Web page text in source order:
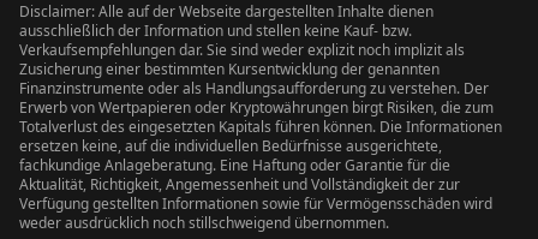
Disclaimer: Alle auf der Webseite dargestellten Inhalte dienen
ausschließlich der Information und stellen keine Kauf- bzw.
Verkaufsempfehlungen dar. Sie sind weder explizit noch implizit als
Zusicherung einer bestimmten Kursentwicklung der genannten
Finanzinstrumente oder als Handlungsaufforderung zu verstehen. Der
Erwerb von Wertpapieren oder Kryptowährungen birgt Risiken, die zum
Totalverlust des eingesetzten Kapitals führen können. Die Informationen
ersetzen keine, auf die individuellen Bedürfnisse ausgerichtete,
fachkundige Anlageberatung. Eine Haftung oder Garantie für die
Aktualität, Richtigkeit, Angemessenheit und Vollständigkeit der zur
Verfügung gestellten Informationen sowie für Vermögensschäden wird
weder ausdrücklich noch stillschweigend übernommen.